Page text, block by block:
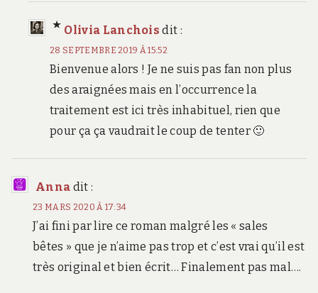
Olivia Lanchois dit :
28 SEPTEMBRE 2019 À 15:52
Bienvenue alors ! Je ne suis pas fan non plus
des araignées mais en l’occurrence la
traitement est ici très inhabituel, rien que
pour ça ça vaudrait le coup de tenter 🙂
Anna dit :
23 MARS 2020 À 17:34
J’ai fini par lire ce roman malgré les « sales
bêtes » que je n’aime pas trop et c’est vrai qu’il est
très original et bien écrit… Finalement pas mal….